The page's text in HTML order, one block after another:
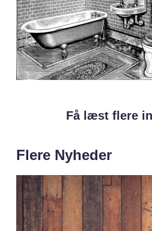
Få læst flere
Flere Nyheder